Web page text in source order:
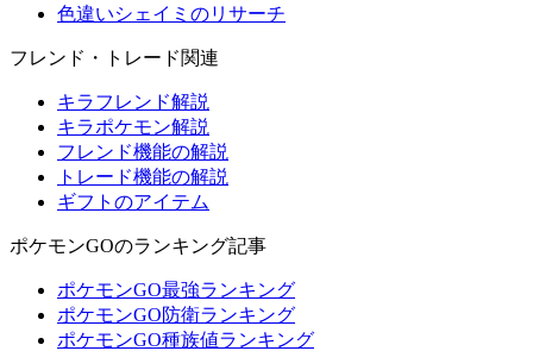
色違いシェイミのリサーチ
フレンド・トレード関連
キラフレンド解説
キラポケモン解説
フレンド機能の解説
トレード機能の解説
ギフトのアイテム
ポケモンGOのランキング記事
ポケモンGO最強ランキング
ポケモンGO防衛ランキング
ポケモンGO種族値ランキング